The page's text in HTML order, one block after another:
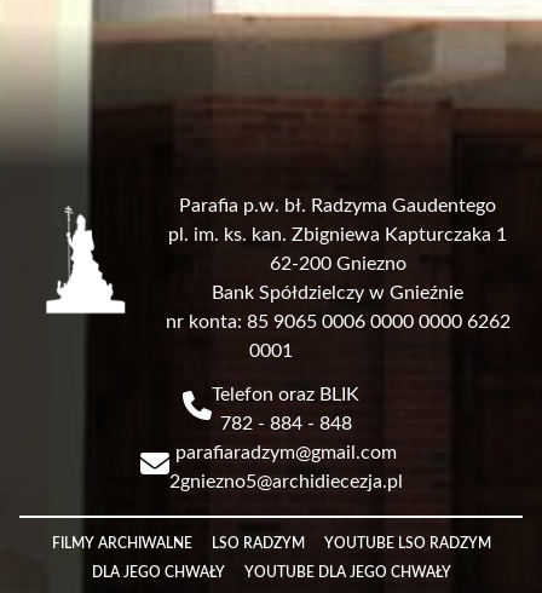
Parafia p.w. bł. Radzyma Gaudentego
pl. im. ks. kan. Zbigniewa Kapturczaka 1
62-200 Gniezno
Bank Spółdzielczy w Gnieźnie
nr konta: 85 9065 0006 0000 0000 6262
0001
Telefon oraz BLIK
782 - 884 - 848
parafiaradzym@gmail.com
2gniezno5@archidiecezja.pl
LinkFILMY ARCHIWALNE LSO RADZYM
YOUTUBE LSO RADZYM
DLA JEGO CHWAŁY
YOUTUBE DLA JEGO CHWAŁY